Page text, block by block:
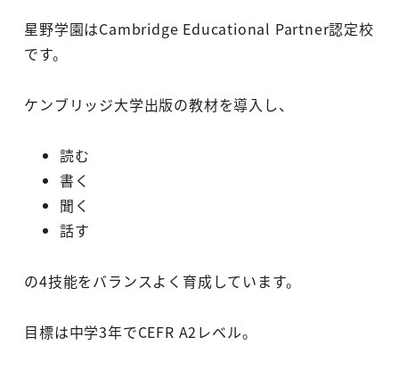
星野学園はCambridge Educational Partner認定校
です。
ケンブリッジ大学出版の教材を導入し、
読む
書く
聞く
話す
の4技能をバランスよく育成しています。
目標は中学3年でCEFR A2レベル。